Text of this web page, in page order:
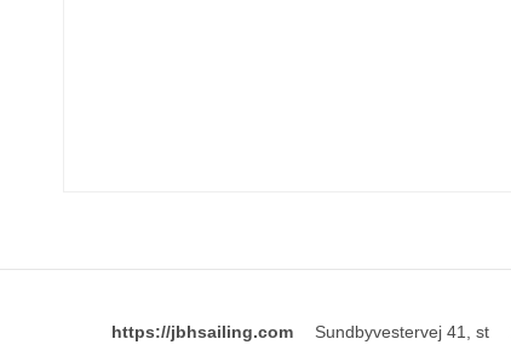
https://jbhsailing.com Sundbyvestervej 41, st